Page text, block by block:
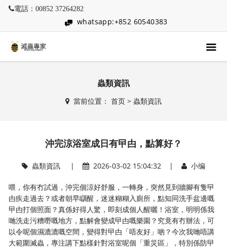
電話：00852 37264282
whatsapp:+852 60540383
蟲類資訊
當前位置： 首页> 蟲類資訊
沖完涼浴室成日有曱甴，點算好？
蟲類資訊| 2026-03-02 15:04:32 | 小编
喂，你有冇試過，沖完個涼好舒服，一轉身，突然見到牆腳有隻曱
甴疾走過去？或者朝早瞓醒，迷迷糊糊入廁所，點知同洗手盆邊嘅
曱甴打個照面？真係好得人驚，即刻成個人醒曬！浴室，明明係我
哋洗走污糟嘢嘅地方，點解會變成曱甴嘅樂園？究竟有冇辦法，可
以令呢個濕漉漉嘅空間，變得對曱甴「唔友好」啲？今次我哋唔講
大範圍滅蟲，專注講下點樣針對浴室呢個「重災區」，特別係防曱